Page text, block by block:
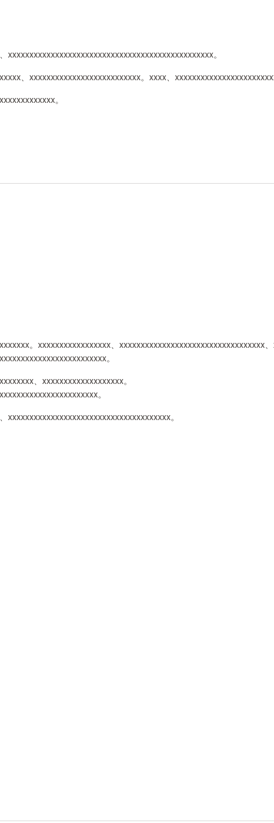
。
、xxxxxxxxxxxxxxxxxxxxxxxxxx。xxxx、
。
。xxxxxxxxxxxxxxxxx、xxxxxxxxxxxxxxxxxxxxxxxxxxxxxxxxxx、
。
、xxxxxxxxxxxxxxxxxxx。
。
。